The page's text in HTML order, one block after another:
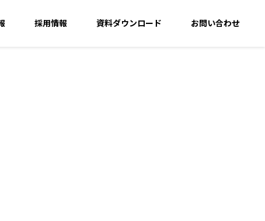
採用情報 資料ダウンロード お問い合わせ